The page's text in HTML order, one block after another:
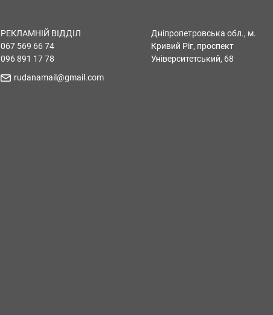
РЕКЛАМНІЙ ВІДДІЛ
067 569 66 74
096 891 17 78
rudanamail@gmail.com
Дніпропетровська обл., м.
Кривий Ріг, проспект
Університетський, 68